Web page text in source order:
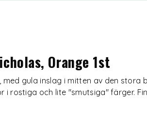
Orange 1st
gula inslag i mitten av den stora
i rostiga och lite "smutsiga" färger.